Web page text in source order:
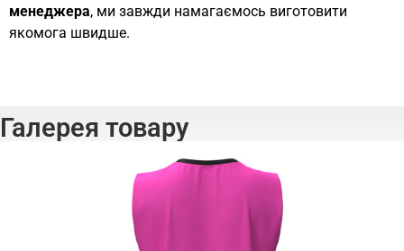
менеджера, ми завжди намагаємось виготовити
якомога швидше.
Галерея товару